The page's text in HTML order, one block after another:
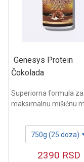
Genesys Protein
Čokolada
Superiorna formula za
maksimalnu mišićnu
750g (25 doza)
2390 RSD